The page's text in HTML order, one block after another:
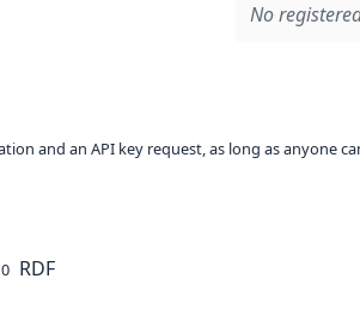
No
and an API key request, as long as anyone
0 RDF